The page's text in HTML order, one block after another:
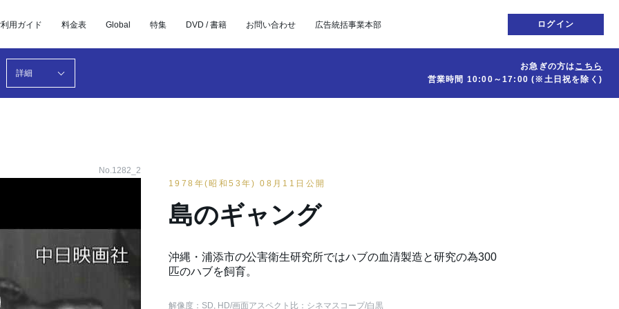
用ガイド 料金表 Global 特集 DVD / 書籍 お問い合わせ 広告統括事業本部 ログイン
詳細
お急ぎの方はこちら
営業時間 10:00～17:00(※土日祝を除く)
No.1282_2
1978年(昭和53年) 08月11日公開
島のギャング
沖縄・浦添市の公害衛生研究所ではハブの血清製造と研究の為300
匹のハブを飼育。
解像度：SD, HD/画面アスペクト比：シネマスコープ/白黒